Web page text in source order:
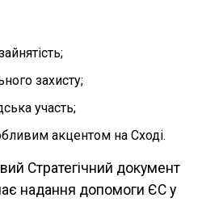
захисту;
участь;
акцентом на Сході.
Стратегічний документ
надання допомоги ЄС у